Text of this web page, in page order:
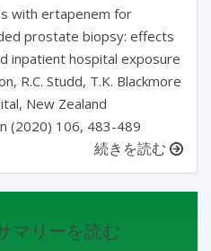
with ertapenem for
prostate biopsy: effects
inpatient hospital exposure
R.C. Studd, T.K. Blackmore
New Zealand
(2020) 106, 483-489
続きを読む
マリーを読む